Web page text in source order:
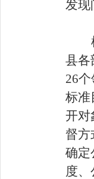
发现
县各
26
标准
开对
督方
确定
度